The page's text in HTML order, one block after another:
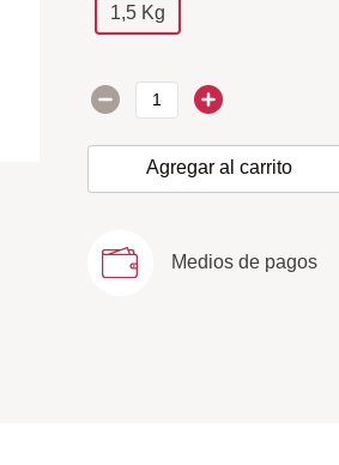
1,5 Kg
Agregar al carrito
Medios de pagos